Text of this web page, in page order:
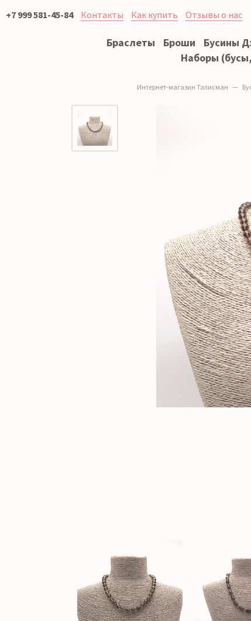
+7 999 581-45-84 Контакты Как купить Отзывы о нас
Браслеты Броши Бусины
Наборы
Интернет-магазин Талисман